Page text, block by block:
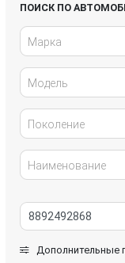
ПОИСК ПО
Марка
Модель
Поколение
Наименование
Дополнительные